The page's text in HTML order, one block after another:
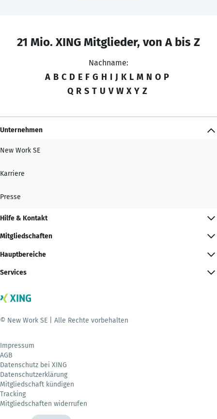
21 Mio. XING Mitglieder, von A bis Z
Nachname:
A B C D E F G H I J K L M N O P
Q R S T U V W X Y Z
Unternehmen
New Work SE
Karriere
Presse
Hilfe & Kontakt
Mitgliedschaften
Hauptbereiche
Services
© New Work SE | Alle Rechte vorbehalten
Impressum
AGB
Datenschutz bei XING
Datenschutzerklärung
Mitgliedschaft kündigen
Tracking
Mitgliedschaften widerrufen